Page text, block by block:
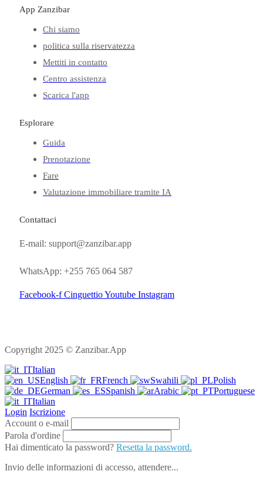
App Zanzibar
Chi siamo
politica sulla riservatezza
Mettiti in contatto
Centro assistenza
Scarica l'app
Esplorare
Guida
Prenotazione
Fare
Valutazione immobiliare tramite IA
Contattaci
E-mail: support@zanzibar.app
WhatsApp: +255 765 064 587
Facebook-f CinguettioYoutube Instagram
Copyright 2025 © Zanzibar.App
Italian
English
French Swahili
Polish
German
Spanish Arabic
Portuguese
Italian
Login Iscrizione
Account o e-mail
Parola d'ordine
Hai dimenticato la password? Resetta la password.
Invio delle informazioni di accesso, attendere...